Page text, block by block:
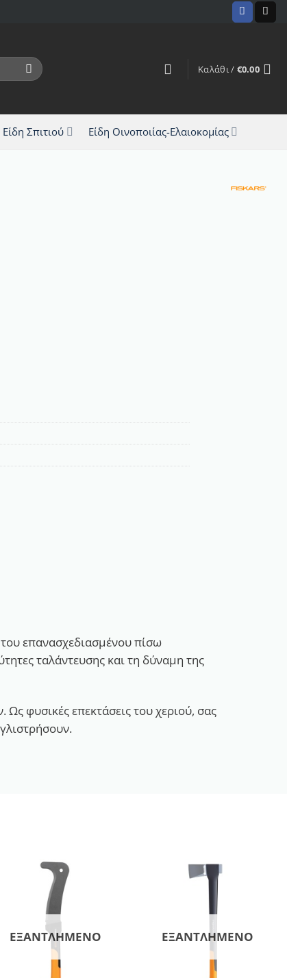
Καλάθι / €0.00
Είδη Σπιτιού Είδη Οινοποιίας-Ελαιοκομίας
επανασχεδιασμένου πίσω
ταλάντευσης και τη δύναμη της
φυσικές επεκτάσεις του χεριού, σας
ΕΞΑΝΤΛΗΜΈΝΟ ΕΞΑΝΤΛΗΜΈΝΟ